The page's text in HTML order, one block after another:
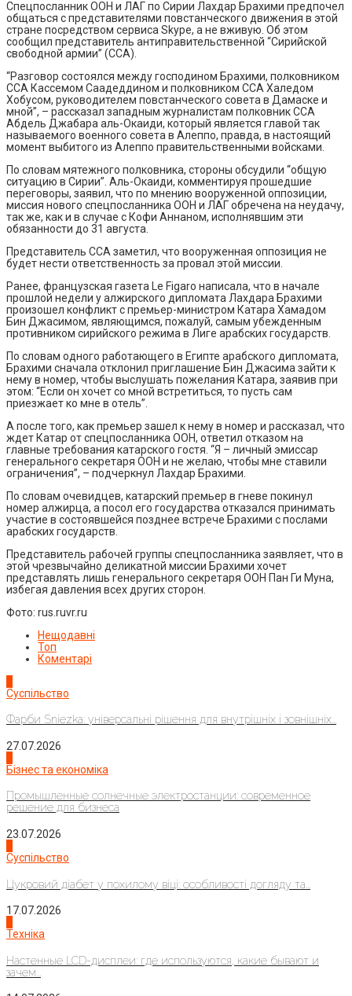
Спецпосланник ООН и ЛАГ по Сирии Лахдар Брахими предпочел
общаться с представителями повстанческого движения в этой
стране посредством сервиса Skype, а не вживую. Об этом
сообщил представитель антиправительственной “Сирийской
свободной армии” (ССА).
“Разговор состоялся между господином Брахими, полковником
ССА Кассемом Саадеддином и полковником ССА Халедом
Хобусом, руководителем повстанческого совета в Дамаске и
мной”, – рассказал западным журналистам полковник ССА
Абдель Джабара аль-Окаиди, который является главой так
называемого военного совета в Алеппо, правда, в настоящий
момент выбитого из Алеппо правительственными войсками.
По словам мятежного полковника, стороны обсудили “общую
ситуацию в Сирии”. Аль-Окаиди, комментируя прошедшие
переговоры, заявил, что по мнению вооруженной оппозиции,
миссия нового спецпосланника ООН и ЛАГ обречена на неудачу,
так же, как и в случае с Кофи Аннаном, исполнявшим эти
обязанности до 31 августа.
Представитель ССА заметил, что вооруженная оппозиция не
будет нести ответственность за провал этой миссии.
Ранее, французская газета Le Figaro написала, что в начале
прошлой недели у алжирского дипломата Лахдара Брахими
произошел конфликт с премьер-министром Катара Хамадом
Бин Джасимом, являющимся, пожалуй, самым убежденным
противником сирийского режима в Лиге арабских государств.
По словам одного работающего в Египте арабского дипломата,
Брахими сначала отклонил приглашение Бин Джасима зайти к
нему в номер, чтобы выслушать пожелания Катара, заявив при
этом: “Если он хочет со мной встретиться, то пусть сам
приезжает ко мне в отель”.
А после того, как премьер зашел к нему в номер и рассказал, что
ждет Катар от спецпосланника ООН, ответил отказом на
главные требования катарского гостя. “Я – личный эмиссар
генерального секретаря ООН и не желаю, чтобы мне ставили
ограничения”, – подчеркнул Лахдар Брахими.
По словам очевидцев, катарский премьер в гневе покинул
номер алжирца, а посол его государства отказался принимать
участие в состоявшейся позднее встрече Брахими с послами
арабских государств.
Представитель рабочей группы спецпосланника заявляет, что в
этой чрезвычайно деликатной миссии Брахими хочет
представлять лишь генерального секретаря ООН Пан Ги Муна,
избегая давления всех других сторон.
Фото: rus.ruvr.ru
Нещодавні
Топ
Коментарі
Суспільство
Фарби Sniezka: універсальні рішення для внутрішніх і зовнішніх...
27.07.2026
Бізнес та економіка
Промышленные солнечные электростанции: современное
решение для бизнеса
23.07.2026
Суспільство
Цукровий діабет у похилому віці: особливості догляду та...
17.07.2026
Техніка
Настенные LCD-дисплеи: где используются, какие бывают и
зачем...